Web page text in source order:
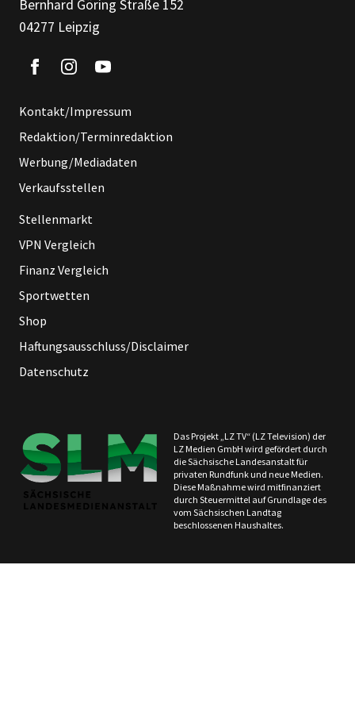
Bernhard Göring Straße 152
04277 Leipzig
Kontakt/Impressum
Redaktion/Terminredaktion
Werbung/Mediadaten
Verkaufsstellen
Stellenmarkt
VPN Vergleich
Finanz Vergleich
Sportwetten
Shop
Haftungsausschluss/Disclaimer
Datenschutz
Das Projekt „LZ TV“ (LZ Television) der
LZ Medien GmbH wird gefördert durch
die Sächsische Landesanstalt für
privaten Rundfunk und neue Medien.
Diese Maßnahme wird mitfinanziert
durch Steuermittel auf Grundlage des
vom Sächsischen Landtag
beschlossenen Haushaltes.